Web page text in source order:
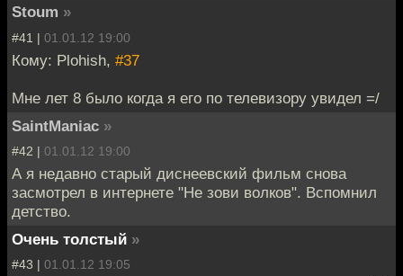
Stoum »
#41 | 01.01.12 19:00
Кому: Plohish, #37
Мне лет 8 было когда я его по телевизору увидел =/
SaintManiac »
#42 | 01.01.12 19:00
А я недавно старый диснеевский фильм снова
засмотрел в интернете "Не зови волков". Вспомнил
детство.
Очень толстый »
#43 | 01.01.12 19:05